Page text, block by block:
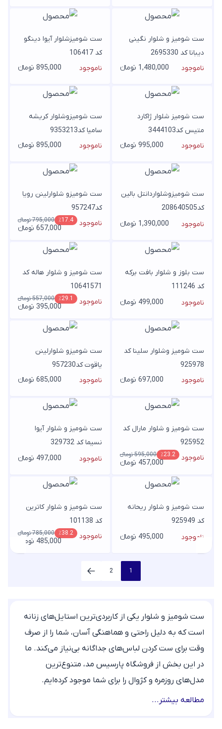
ست شومیز و شلوار نگینی
دیبانا کد 2695330
ناموجود
1,480,000 تومانء
ست شومیزشلوار آیوا دینگو
کد 106417
ناموجود
895,000 تومانء
ست شومیز شلوار ژاکارد
متیس کد3444103
ناموجود
995,000 تومانء
ست شومیزوشلوار کریشه
سامیا کد9353213
ناموجود
895,000 تومانء
ست شومیزوشلواردانتل بالین
کد208640505
ناموجود
1,390,000 تومانء
ست شومیزو شلوارلینن رویا
کد957247
ناموجود
٪17.4 795,000 تومانء
657,000 تومانء
ست بلوز و شلوار بافت برکه
کد 111246
ناموجود
499,000 تومانء
ست شومیز و شلوار هاله کد
10641571
ناموجود
٪29.1 557,000 تومانء
395,000 تومانء
ست شومیز وشلوار سلینا کد
925978
ناموجود
697,000 تومانء
ست شومیزو شلوارلینن
یاقوت کد957230
ناموجود
685,000 تومانء
ست شومیز و شلوار مارال کد
925952
ناموجود
٪23.2 595,000 تومانء
457,000 تومانء
ست شومیز و شلوار آیوا
نسیما کد 329732
ناموجود
497,000 تومانء
ست شومیز و شلوار ریحانه
کد 925949
ناموجود
495,000 تومانء
ست شومیز و شلوار کاترین
کد 101138
ناموجود
٪38.2 785,000 تومانء
485,000 تومانء
1
2
ست شومیز و شلوار یکی از کاربردی‌ترین استایل‌های زنانه
است که به دلیل راحتی و هماهنگی آسان، شما را از صرف
وقت برای ست کردن لباس‌های جداگانه بی‌نیاز می‌کند. ما
در این بخش از فروشگاه پارسیس مد، متنوع‌ترین
مدل‌های روزمره و کژوال را برای شما موجود کرده‌ایم.
اگر قصد خرید ست شومیز و شلوار را دارید، کافی است
مطالعه بیشتر...